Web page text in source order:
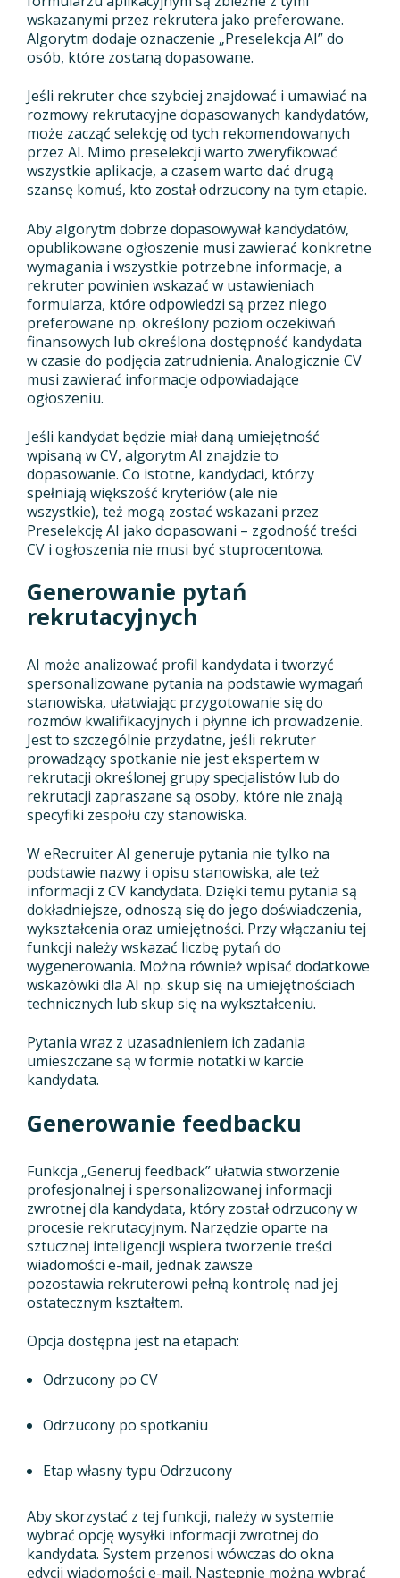
wskazanymi przez rekrutera jako preferowane.
Algorytm dodaje oznaczenie „Preselekcja AI” do
osób, które zostaną dopasowane.
Jeśli rekruter chce szybciej znajdować i umawiać na
rozmowy rekrutacyjne dopasowanych kandydatów,
może zacząć selekcję od tych rekomendowanych
przez AI. Mimo preselekcji warto zweryfikować
wszystkie aplikacje, a czasem warto dać drugą
szansę komuś, kto został odrzucony na tym etapie.
Aby algorytm dobrze dopasowywał kandydatów,
opublikowane ogłoszenie musi zawierać konkretne
wymagania i wszystkie potrzebne informacje, a
rekruter powinien wskazać w ustawieniach
formularza, które odpowiedzi są przez niego
preferowane np. określony poziom oczekiwań
finansowych lub określona dostępność kandydata
w czasie do podjęcia zatrudnienia. Analogicznie CV
musi zawierać informacje odpowiadające
ogłoszeniu.
Jeśli kandydat będzie miał daną umiejętność
wpisaną w CV, algorytm AI znajdzie to
dopasowanie. Co istotne, kandydaci, którzy
spełniają większość kryteriów (ale nie
wszystkie), też mogą zostać wskazani przez
Preselekcję AI jako dopasowani – zgodność treści
CV i ogłoszenia nie musi być stuprocentowa.
Generowanie pytań
rekrutacyjnych
AI może analizować profil kandydata i tworzyć
spersonalizowane pytania na podstawie wymagań
stanowiska, ułatwiając przygotowanie się do
rozmów kwalifikacyjnych i płynne ich prowadzenie.
Jest to szczególnie przydatne, jeśli rekruter
prowadzący spotkanie nie jest ekspertem w
rekrutacji określonej grupy specjalistów lub do
rekrutacji zapraszane są osoby, które nie znają
specyfiki zespołu czy stanowiska.
W eRecruiter AI generuje pytania nie tylko na
podstawie nazwy i opisu stanowiska, ale też
informacji z CV kandydata. Dzięki temu pytania są
dokładniejsze, odnoszą się do jego doświadczenia,
wykształcenia oraz umiejętności. Przy włączaniu tej
funkcji należy wskazać liczbę pytań do
wygenerowania. Można również wpisać dodatkowe
wskazówki dla AI np. skup się na umiejętnościach
technicznych lub skup się na wykształceniu.
Pytania wraz z uzasadnieniem ich zadania
umieszczane są w formie notatki w karcie
kandydata.
Generowanie feedbacku
Funkcja „Generuj feedback” ułatwia stworzenie
profesjonalnej i spersonalizowanej informacji
zwrotnej dla kandydata, który został odrzucony w
procesie rekrutacyjnym. Narzędzie oparte na
sztucznej inteligencji wspiera tworzenie treści
wiadomości e-mail, jednak zawsze
pozostawia rekruterowi pełną kontrolę nad jej
ostatecznym kształtem.
Opcja dostępna jest na etapach:
Odrzucony po CV
Odrzucony po spotkaniu
Etap własny typu Odrzucony
Aby skorzystać z tej funkcji, należy w systemie
wybrać opcję wysyłki informacji zwrotnej do
kandydata. System przenosi wówczas do okna
edycji wiadomości e-mail. Następnie można wybrać